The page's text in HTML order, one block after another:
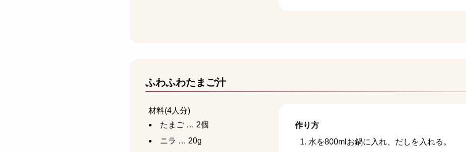
ふわふわたまご汁
材料(4人分)
たまご … 2個
ニラ … 20g
作り方
水を800mlお鍋に入れ、だしを入れる。